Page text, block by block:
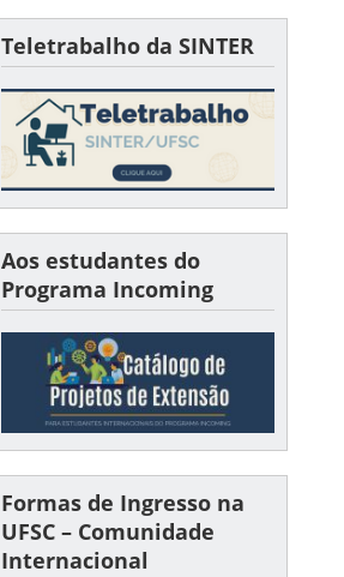
Teletrabalho da SINTER
Aos estudantes do
Programa Incoming
Formas de Ingresso na
UFSC – Comunidade
Internacional